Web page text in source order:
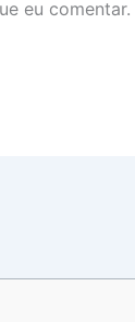
eu comentar.